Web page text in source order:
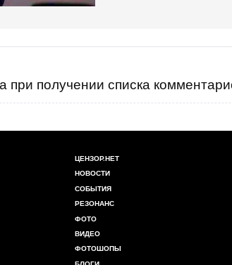
получении списка
ЦЕНЗОР.НЕТ
НОВОСТИ
СОБЫТИЯ
РЕЗОНАНС
ФОТО
ВИДЕО
ФОТОШОПЫ